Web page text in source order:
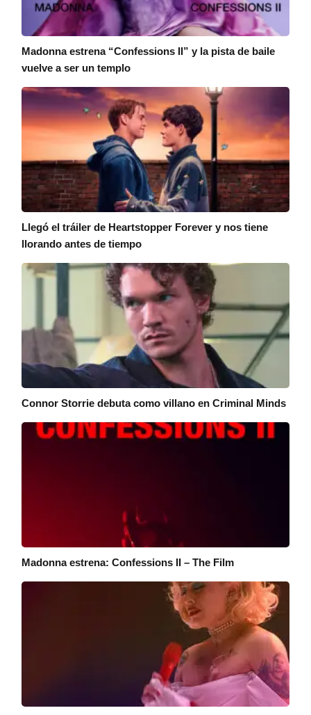
Madonna estrena “Confessions II” y la pista de baile
vuelve a ser un templo
Llegó el tráiler de Heartstopper Forever y nos tiene
llorando antes de tiempo
Connor Storrie debuta como villano en Criminal Minds
Madonna estrena: Confessions II – The Film